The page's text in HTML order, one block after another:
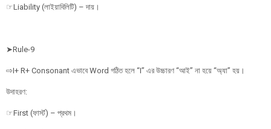
☞Liability (লাইয়াবিলিটি) – দায়।
➤Rule-9
⇨I+ R+ Consonant এভাবে Word গঠিত হলে “I” এর উচ্চারণ “আই” না হয়ে “অ্যা” হয়।
উদাহরণ:
☞First (ফার্স্ট) – প্রথম।